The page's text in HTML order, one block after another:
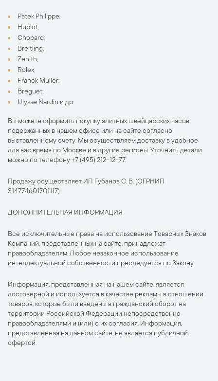
Patek Philippe;
Hublot;
Chopard;
Breitling;
Zenith;
Rolex;
Franck Muller;
Breguet;
Ulysse Nardin и др.
Вы можете оформить покупку элитных швейцарских часов
подержанных в нашем офисе или на сайте согласно
выставленному счету. Мы осуществляем доставку в удобное
для вас время по Москве и в другие регионы. Уточнить детали
можно по телефону +7 (495) 212-12-77.
Продажу осуществляет ИП Губанов С. В. (ОГРНИП
314774601701117)
ДОПОЛНИТЕЛЬНАЯ ИНФОРМАЦИЯ
Все исключительные права на использование Товарных Знаков
Компаний, представленных на сайте, принадлежат
правообладателям. Любое незаконное использование
интеллектуальной собственности преследуется по Закону.
Информация, представленная на нашем сайте, является
достоверной и используется в качестве рекламы в отношении
товаров, которые были введены в гражданский оборот на
территории Российской Федерации непосредственно
правообладателями и (или) с их согласия. Информация,
представленная на данном сайте, не является публичной
офертой.